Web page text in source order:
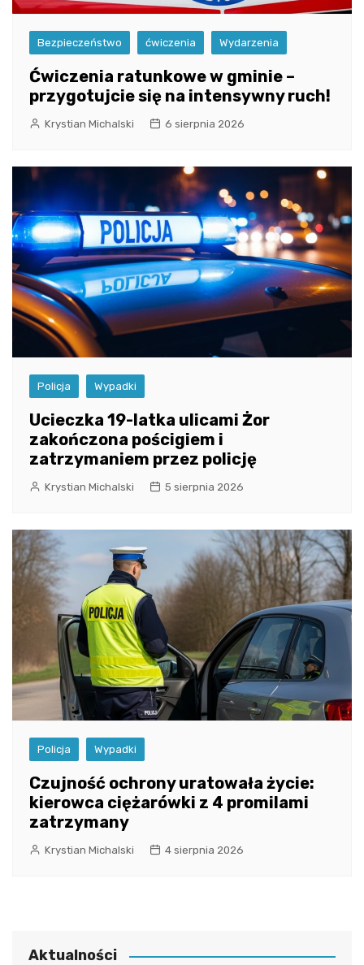
Bezpieczeństwo ćwiczenia Wydarzenia
Ćwiczenia ratunkowe w gminie –
przygotujcie się na intensywny ruch!
Krystian Michalski 6 sierpnia 2026
Policja Wypadki
Ucieczka 19-latka ulicami Żor
zakończona pościgiem i
zatrzymaniem przez policję
Krystian Michalski 5 sierpnia 2026
Policja Wypadki
Czujność ochrony uratowała życie:
kierowca ciężarówki z 4 promilami
zatrzymany
Krystian Michalski 4 sierpnia 2026
Aktualności